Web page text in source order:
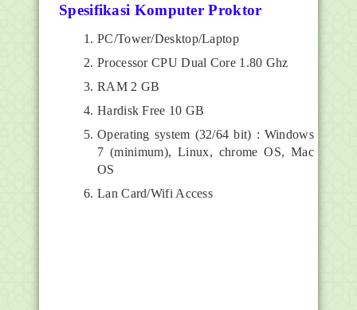
Spesifikasi Komputer Proktor
PC/Tower/Desktop/Laptop
Processor CPU Dual Core 1.80 Ghz
RAM 2 GB
Hardisk Free 10 GB
Operating system (32/64 bit) : Windows
7 (minimum), Linux, chrome OS, Mac
OS
Lan Card/Wifi Access